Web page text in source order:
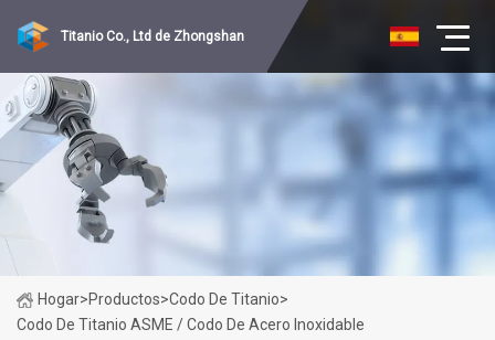
Titanio Co., Ltd de Zhongshan
Hogar>Productos>Codo De Titanio>
Codo De Titanio ASME / Codo De Acero Inoxidable